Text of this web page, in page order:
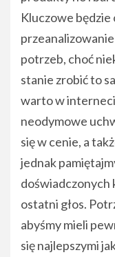
Kluczowe będzie
potrzeb, choć
stanie zrobić to
warto w
neodymowe
się w cenie, a
jednak
doświadczonych
ostatni głos.
abyśmy mieli
się najlepszymi